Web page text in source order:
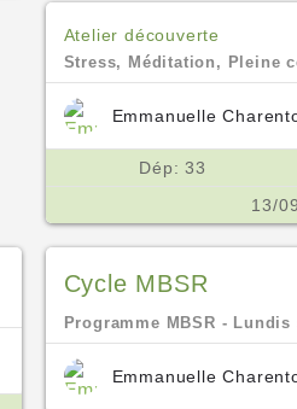
Atelier découverte
Stress, Méditation, Pleine
Emmanuelle
Dép: 33
13/
Cycle MBSR
Programme MBSR -
Emmanuelle